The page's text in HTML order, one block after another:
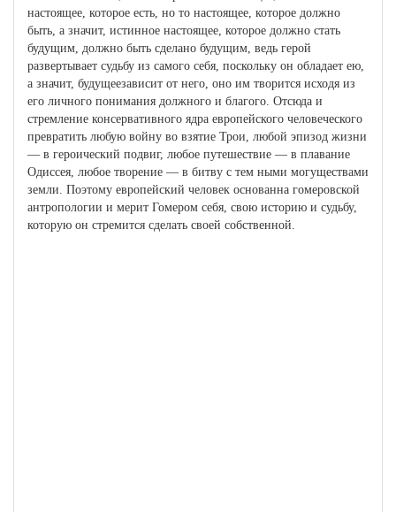
настоящее, которое есть, но то настоящее, которое должно
быть, а значит, истинное настоящее, которое должно стать
будущим, должно быть сделано будущим, ведь герой
развертывает судьбу из самого себя, поскольку он обладает ею,
а значит, будущеезависит от него, оно им творится исходя из
его личного понимания должного и благого. Отсюда и
стремление консервативного ядра европейского человеческого
превратить любую войну во взятие Трои, любой эпизод жизни
— в героический подвиг, любое путе­шествие — в плавание
Одиссея, любое творение — в битву с тем­ ными могуществами
земли. Поэтому европейский человек основанна гомеровской
антропологии и мерит Гомером себя, свою историю и судьбу,